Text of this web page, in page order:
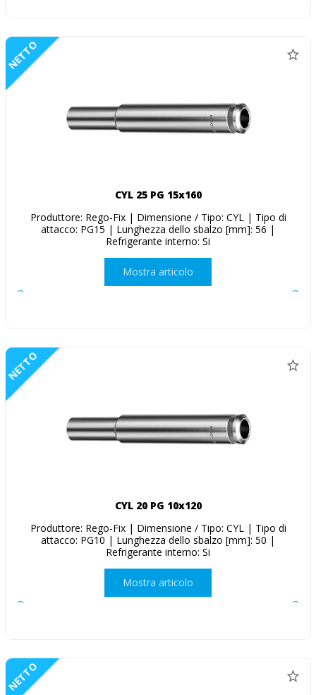
NETTO
CYL 25 PG 15x160
Produttore: Rego-Fix | Dimensione / Tipo: CYL | Tipo di
attacco: PG15 | Lunghezza dello sbalzo [mm]: 56 |
Refrigerante interno: Si
Mostra articolo
NETTO
CYL 20 PG 10x120
Produttore: Rego-Fix | Dimensione / Tipo: CYL | Tipo di
attacco: PG10 | Lunghezza dello sbalzo [mm]: 50 |
Refrigerante interno: Si
Mostra articolo
NETTO